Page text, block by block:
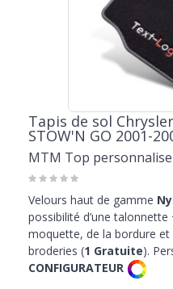
Tapis de sol
STOW'N GO 2001-
MTM Top
Velours haut de gamme
possibilité d’une
moquette, de la bordure
broderies (1 Gratuite).
CONFIGURATEUR